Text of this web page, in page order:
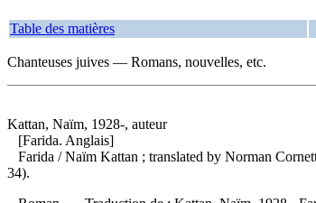
Table des matières
Chanteuses juives — Romans, nouvelles, etc.
Kattan, Naïm, 1928-, auteur
[Farida. Anglais]
Farida / Naïm Kattan ; translated by Norman
34).